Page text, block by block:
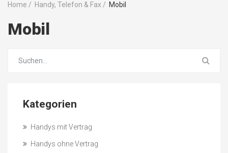
Home / Handy, Telefon & Fax / Mobil
Mobil
Kategorien
Handys mit Vertrag
Handys ohne Vertrag